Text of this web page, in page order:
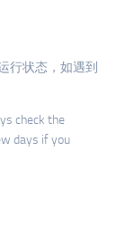
行状态，如遇到
check the
days if you